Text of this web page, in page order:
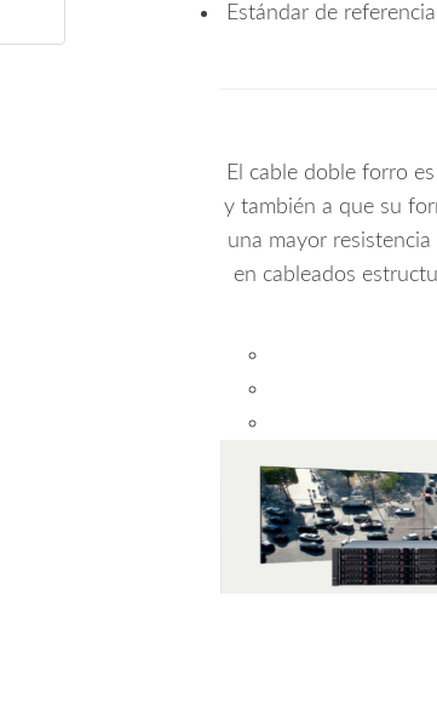
Estándar de
El cable doble forro
y también a que su
una mayor
en cableados